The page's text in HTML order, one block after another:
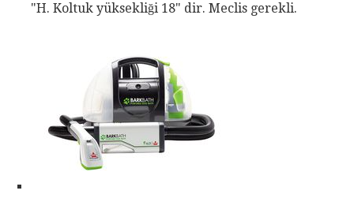
"H. Koltuk yüksekliği 18" dir. Meclis gerekli.